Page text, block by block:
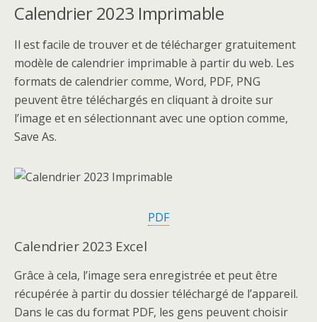
Calendrier 2023 Imprimable
Il est facile de trouver et de télécharger gratuitement
modèle de calendrier imprimable à partir du web. Les
formats de calendrier comme, Word, PDF, PNG
peuvent être téléchargés en cliquant à droite sur
l’image et en sélectionnant avec une option comme,
Save As.
PDF
Calendrier 2023 Excel
Grâce à cela, l’image sera enregistrée et peut être
récupérée à partir du dossier téléchargé de l’appareil.
Dans le cas du format PDF, les gens peuvent choisir